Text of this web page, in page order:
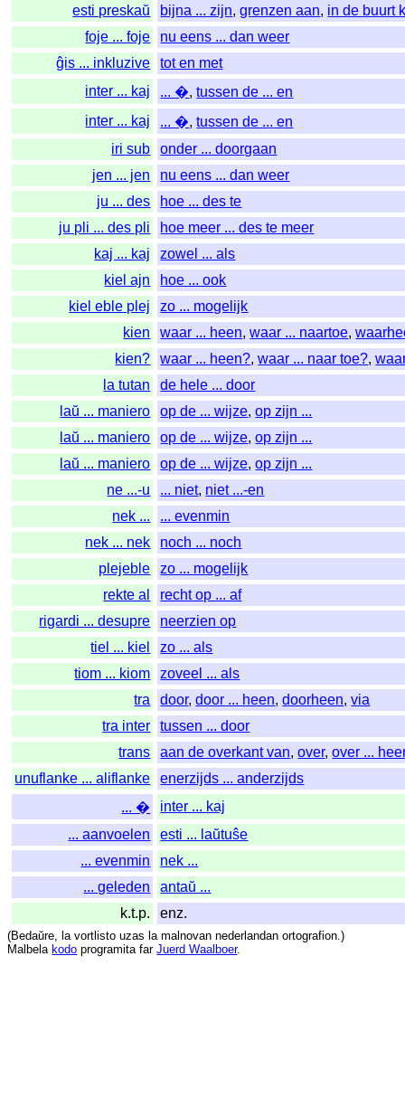
esti preskaŭ bijna ... zijn,grenzen aan, in de buurt
foje ... foje
nu eens ... dan weer
ĝis ... inkluzive
tot en met
inter ... kaj
... �,tussen de ... en
inter ... kaj
... �,tussen de ... en
iri sub
onder ... doorgaan
jen ... jen
nu eens ... dan weer
ju ... des
hoe ... des te
ju pli ... des pli
hoe meer ... des te meer
kaj ... kaj
zowel ... als
kiel ajn
hoe ... ook
kiel eble plej
zo ... mogelijk
kien
waar ... heen,waar ... naartoe,
kien?
waar ... heen?,waar ... naar toe?,
la tutan
de hele ... door
laŭ ... maniero
op de ... wijze,op zijn ...
laŭ ... maniero
op de ... wijze,op zijn ...
laŭ ... maniero
op de ... wijze,op zijn ...
ne ...-u
... niet, niet ...-en
nek ...
... evenmin
nek ... nek
noch ... noch
plejeble
zo ... mogelijk
rekte al
recht op ... af
rigardi ... desupre
neerzien op
tiel ... kiel
zo ... als
tiom ... kiom
zoveel ... als
tra
door,door ... heen,doorheen,via
tra inter
tussen ... door
trans
aan de overkant van,over,over ...
unuflanke ... aliflanke
enerzijds ... anderzijds
... �
inter ... kaj
... aanvoelen
esti ... laŭtuŝe
... evenmin
nek ...
... geleden
antaŭ ...
k.t.p.
enz.
(Bedaŭre, la vortlisto uzas la malnovan nederlandan ortografion.)
Malbela kodo programita far Juerd Waalboer.